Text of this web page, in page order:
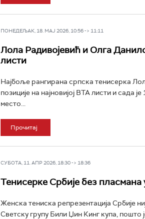
ПОНЕДЕЉАК, 18. МАЈ 2026, 10:56 -> 11:11
Лола Радивојевић и Олга
листи
Најбоље рангирана српска тенисерка
позиције на најновијој ВТА листи и сада
место...
Прочитај
СУБОТА, 11. АПР 2026, 18:30 -> 18:36
Тенисерке Србије без
Женска тениска репрезентација Србије
Светску групу Били Џин Кинг купа, пошто